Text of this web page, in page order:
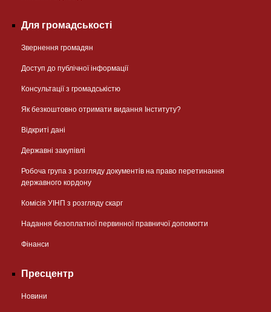
Для громадськості
Звернення громадян
Доступ до публічної інформації
Консультації з громадськістю
Як безкоштовно отримати видання Інституту?
Відкриті дані
Державні закупівлі
Робоча група з розгляду документів на право перетинання
державного кордону
Комісія УІНП з розгляду скарг
Надання безоплатної первинної правничої допомогти
Фінанси
Пресцентр
Новини